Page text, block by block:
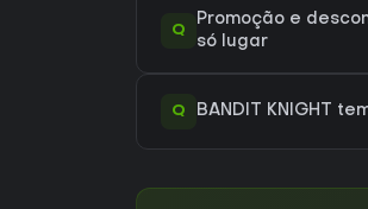
Q
Promoção e
só lugar
Q BANDIT KNIGHT